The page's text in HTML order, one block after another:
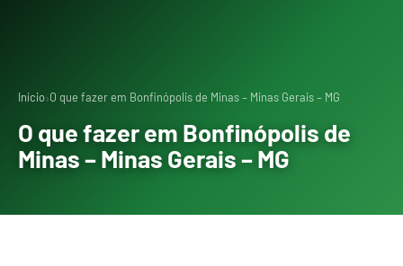
Início›O que fazer em Bonfinópolis de Minas – Minas Gerais – MG
O que fazer em Bonfinópolis de
Minas – Minas Gerais – MG